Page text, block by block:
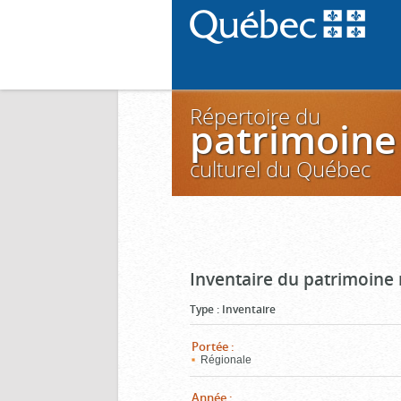
Répertoire du
patrimoine
culturel du Québec
Inventaire du patrimoine
Type : Inventaire
Portée :
Régionale